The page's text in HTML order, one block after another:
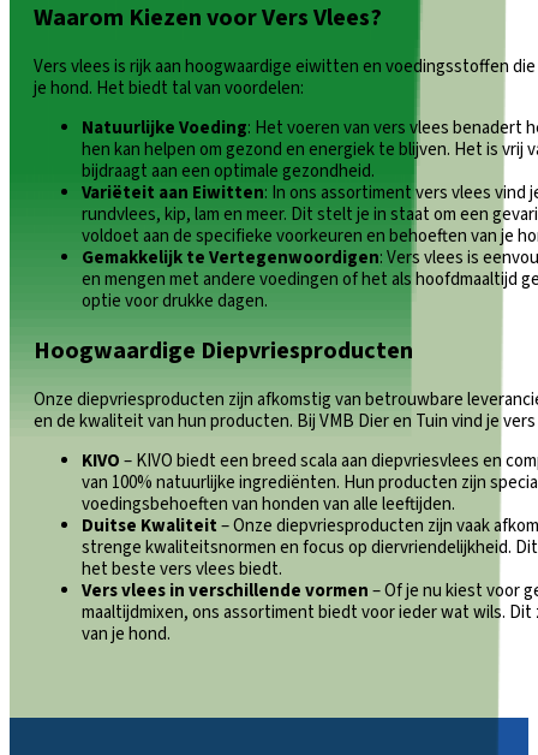
Waarom Kiezen voor Vers Vlees?
Vers vlees is rijk aan hoogwaardige eiwitten en voedingsstoffen
je hond. Het biedt tal van voordelen:
Natuurlijke Voeding: Het voeren van vers vlees benadert
hen kan helpen om gezond en energiek te blijven. Het is
bijdraagt aan een optimale gezondheid.
Variëteit aan Eiwitten: In ons assortiment vers vlees
rundvlees, kip, lam en meer. Dit stelt je in staat om een
voldoet aan de specifieke voorkeuren en behoeften van je
Gemakkelijk te Vertegenwoordigen: Vers vlees is
en mengen met andere voedingen of het als hoofdmaaltijd
optie voor drukke dagen.
Hoogwaardige Diepvriesproducten
Onze diepvriesproducten zijn afkomstig van betrouwbare
en de kwaliteit van hun producten. Bij VMB Dier en Tuin vind je
KIVO– KIVO biedt een breed scala aan diepvriesvlees en
van 100% natuurlijke ingrediënten. Hun producten zijn
voedingsbehoeften van honden van alle leeftijden.
Duitse Kwaliteit– Onze diepvriesproducten zijn vaak
strenge kwaliteitsnormen en focus op diervriendelijkheid.
het beste vers vlees biedt.
Vers vlees in verschillende vormen– Of je nu kiest voor
maaltijdmixen, ons assortiment biedt voor ieder wat wils.
van je hond.